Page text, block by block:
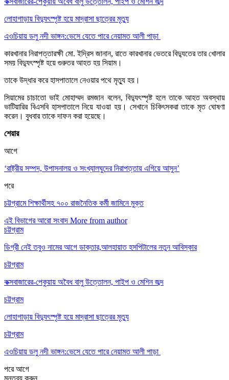
লোহাগাড়ায় বিদ্যুৎস্পৃষ্ট হয়ে মাদ্রাসা ছাত্রের মৃত্যু
এওচিয়ায় ডলু নদী ভাঙ্গন:ভেসে যেতে পারে নেয়ামত আলী পাড়া
কারখানার নিরাপত্তারক্ষী মো. ইদ্রিস জানান, রাতে কারখানার ভেতরে বিদ্যুতের তার খোলার
সময় বিদ্যুৎস্পৃষ্ট হয়ে গুরুতর আহত হয় সিয়াম।
তাকে উদ্ধার করে হাসপাতালে নেওয়ার পথে মৃত্যু হয়।
সিয়ামের চাচাতো ভাই মোহাম্মদ রমজান বলেন, বিদ্যুৎস্পৃষ্ট হলে তাকে আহত অবস্থায়
ভাটিয়ারির বিএসবি হাসপাতালে নিয়ে যাওয়া হয়। সেখানে চিকিৎসকরা তাকে মৃত ঘোষণা
করেন। বুধবার তাকে দাফন করা হয়েছে।
শেয়ার
আগে
‘রাষ্ট্রীয় সম্পদ, উপাসনালয় ও সংখ্যালঘুদের নিরাপত্তায় এগিয়ে আসুন’
পরে
চট্টগ্রামে শিক্ষার্থীসহ ৭০০ রাজনৈতিক কর্মী জামিনে মুক্ত
এই বিভাগের আরো সংবাদ More from author
চট্টগ্রাম
ডিগ্রী নেই তবুও নামের আগে ডাক্তার,আলহায়াত হসপিটালের নতুন আবিস্কার
চট্টগ্রাম
কক্সবাজারের-পেকুয়ায় অবৈধ বালু উত্তোলন, পাইপ ও মেশিন জব্দ
চট্টগ্রাম
লোহাগাড়ায় বিদ্যুৎস্পৃষ্ট হয়ে মাদ্রাসা ছাত্রের মৃত্যু
চট্টগ্রাম
এওচিয়ায় ডলু নদী ভাঙ্গন:ভেসে যেতে পারে নেয়ামত আলী পাড়া
পরেআগে
মন্তব্য করুন